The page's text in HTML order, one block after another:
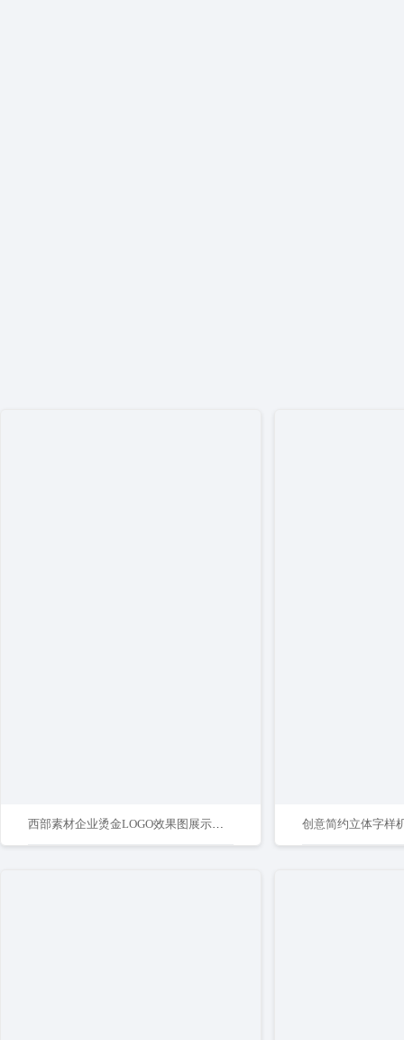
西部素材企业烫金LOGO效果图展示样机模版 创意简约立体字样